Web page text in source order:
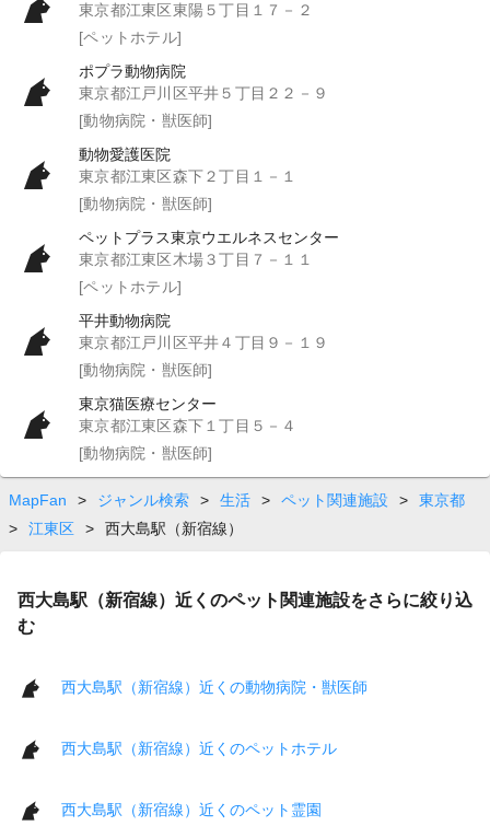
東京都江東区東陽５丁目１７－２
[ペットホテル]
ポプラ動物病院
東京都江戸川区平井５丁目２２－９
[動物病院・獣医師]
動物愛護医院
東京都江東区森下２丁目１－１
[動物病院・獣医師]
ペットプラス東京ウエルネスセンター
東京都江東区木場３丁目７－１１
[ペットホテル]
平井動物病院
東京都江戸川区平井４丁目９－１９
[動物病院・獣医師]
東京猫医療センター
東京都江東区森下１丁目５－４
[動物病院・獣医師]
MapFan > ジャンル検索 > 生活 > ペット関連施設 >
東京都
>
江東区 > 西大島駅（新宿線）
西大島駅（新宿線）近くのペット関連施設をさらに絞り込
む
西大島駅（新宿線）近くの動物病院・獣医師
西大島駅（新宿線）近くのペットホテル
西大島駅（新宿線）近くのペット霊園